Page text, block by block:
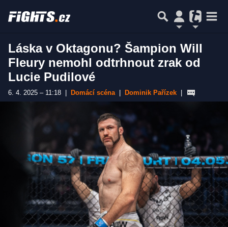
Láska v Oktagonu? Šampion Will
Fleury nemohl odtrhnout zrak od
Lucie Pudilové
6. 4. 2025 – 11:18 Domácí scéna Dominik Pařízek